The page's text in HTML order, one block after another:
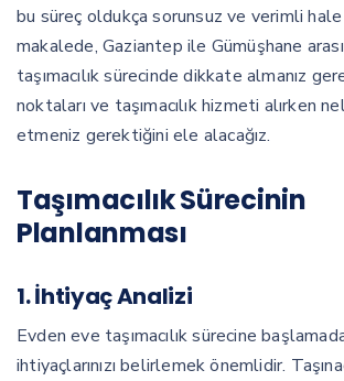
bu süreç oldukça sorunsuz ve verimli
makalede, Gaziantep ile Gümüşhane
taşımacılık sürecinde dikkate almanız
noktaları ve taşımacılık hizmeti alırken
etmeniz gerektiğini ele alacağız.
Taşımacılık Sürecinin
Planlanması
1. İhtiyaç Analizi
Evden eve taşımacılık sürecine
ihtiyaçlarınızı belirlemek önemlidir.